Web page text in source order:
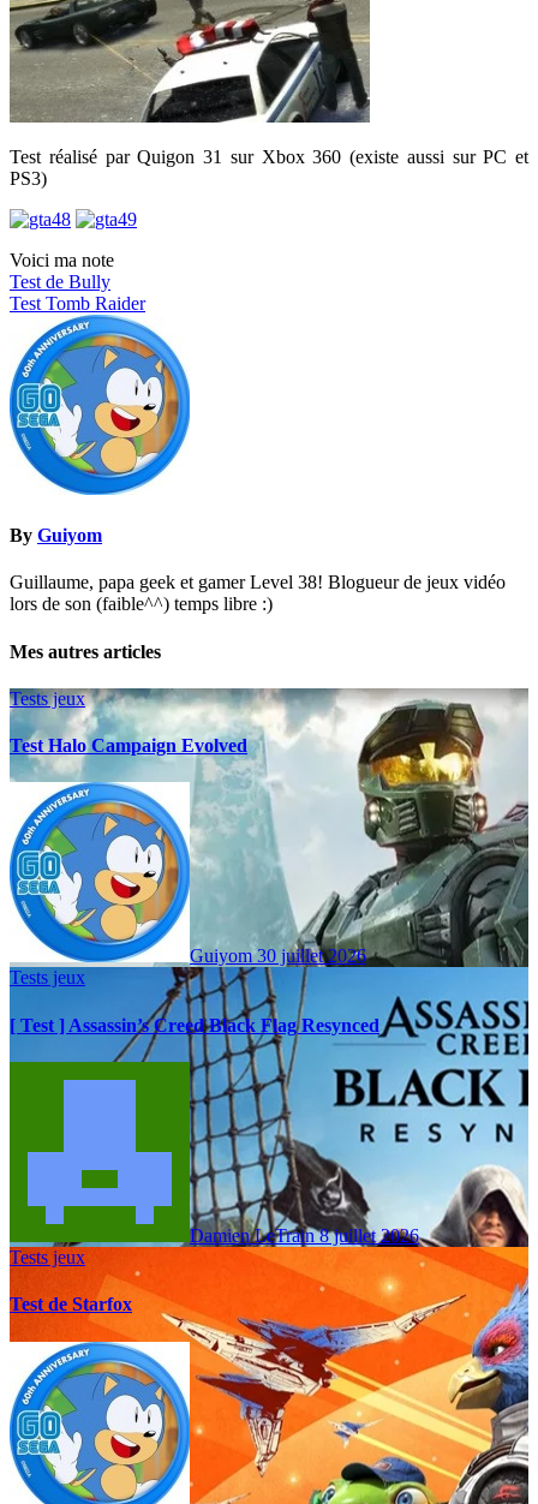
Test réalisé par Quigon 31 sur Xbox 360 (existe aussi sur PC et
PS3)
Voici ma note
Navigation
de
l’article
Test de Bully
Test Tomb Raider
By Guiyom
Guillaume, papa geek et gamer Level 38! Blogueur de jeux vidéo
lors de son (faible^^) temps libre :)
Mes autres articles
Tests jeux
Test Halo Campaign Evolved
Guiyom30 juillet 2026
Tests jeux
[ Test ] Assassin’s Creed Black Flag Resynced
Damien LeTrain8 juillet 2026
Tests jeux
Test de Starfox